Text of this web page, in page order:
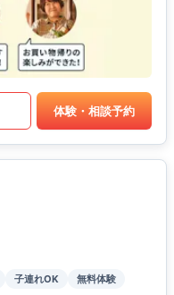
体験・相談予約
子連れOK 無料体験